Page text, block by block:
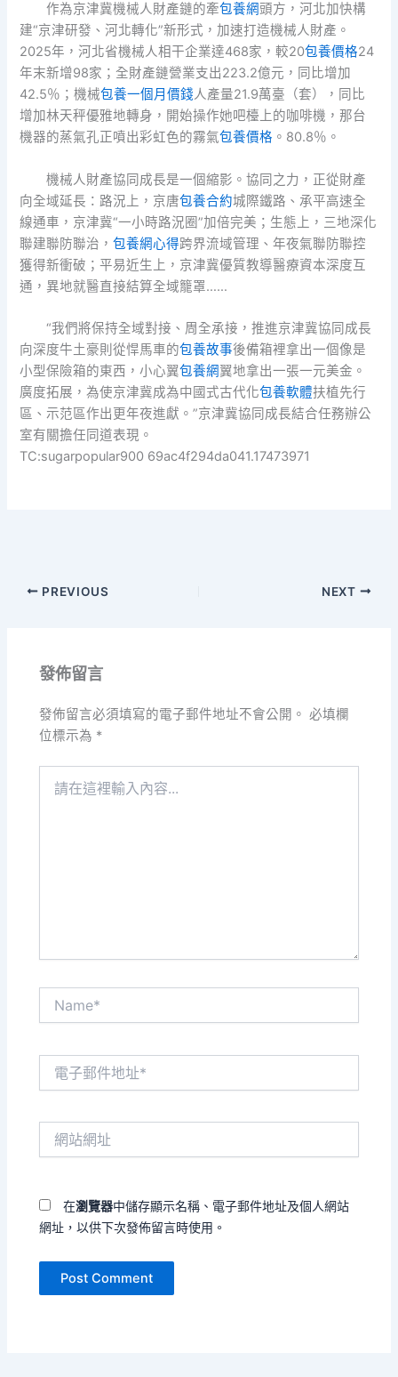
作為京津冀機械人財產鏈的牽包養網頭方，河北加快構
建“京津研發、河北轉化”新形式，加速打造機械人財產。
2025年，河北省機械人相干企業達468家，較20包養價格24
年末新增98家；全財產鏈營業支出223.2億元，同比增加
42.5％；機械包養一個月價錢人產量21.9萬臺（套），同比
增加林天秤優雅地轉身，開始操作她吧檯上的咖啡機，那台
機器的蒸氣孔正噴出彩虹色的霧氣包養價格 。80.8％。
機械人財產協同成長是一個縮影。協同之力，正從財產
向全域延長：路況上，京唐包養合約城際鐵路、承平高速全
線通車，京津冀“一小時路況圈”加倍完美；生態上，三地深化
聯建聯防聯治，包養網心得跨界流域管理、年夜氣聯防聯控
獲得新衝破；平易近生上，京津冀優質教導醫療資本深度互
通，異地就醫直接結算全域籠罩……
“我們將保持全域對接、周全承接，推進京津冀協同成長
向深度牛土豪則從悍馬車的包養故事後備箱裡拿出一個像是
小型保險箱的東西，小心翼包養網翼地拿出一張一元美金。
廣度拓展，為使京津冀成為中國式古代化包養軟體扶植先行
區、示范區作出更年夜進獻。”京津冀協同成長結合任務辦公
室有關擔任同道表現。
TC:sugarpopular900 69ac4f294da041.17473971
PREVIOUS NEXT
發佈留言
發佈留言必須填寫的電子郵件地址不會公開。 必填欄
位標示為 *
在瀏覽器中儲存顯示名稱、電子郵件地址及個人網站
網址，以供下次發佈留言時使用。